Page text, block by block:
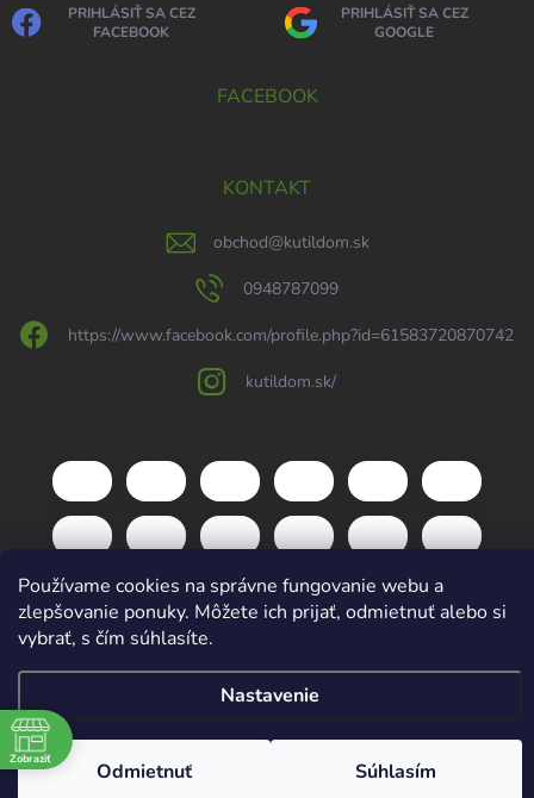
Používame cookies na správne fungovanie webu a
zlepšovanie ponuky. Môžete ich prijať, odmietnuť alebo si
vybrať, s čím súhlasíte.
Nastavenie
Odmietnuť Súhlasím
PRIHLÁSIŤ SA CEZ
FACEBOOK
PRIHLÁSIŤ SA CEZ
GOOGLE
FACEBOOK
KONTAKT
obchod@kutildom.sk
0948787099
https://www.facebook.com/profile.php?id=61583720870742
kutildom.sk/
Copyright 2026kutildom.sk. Všetky práva vyhradené.Upraviť nastavenie
cookies
Zobraziť